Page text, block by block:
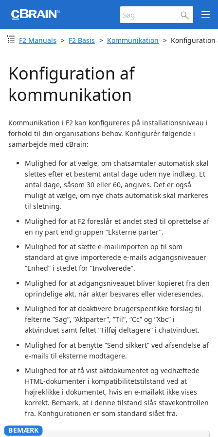
F2 Manuals F2 Basis Kommunikation Konfiguration
Konfiguration af
kommunikation
Kommunikation i F2 kan konfigureres på installationsniveau i
forhold til din organisations behov. Konfigurér følgende i
samarbejde med cBrain:
Mulighed for at vælge, om chatsamtaler automatisk skal
slettes efter et bestemt antal dage uden nye indlæg. Et
antal dage, såsom 30 eller 60, angives. Det er også
muligt at vælge, om nye chats automatisk skal markeres
til sletning.
Mulighed for at F2 foreslår et andet sted til oprettelse af
en ny part end gruppen ”Eksterne parter”.
Mulighed for at sætte e-mailimporten op til som
standard at give importerede e-mails adgangsniveauer
”Enhed” i stedet for ”Involverede”.
Mulighed for at adgangsniveauet bliver kopieret fra den
oprindelige akt, når akter besvares eller videresendes.
Mulighed for at deaktivere brugerspecifikke forslag til
felterne ”Sag”, ”Aktparter”, ”Til”, ”Cc” og ”Xbc” i
aktvinduet samt feltet ”Tilføj deltagere” i chatvinduet.
Mulighed for at benytte ”Send sikkert” ved afsendelse af
e-mails til eksterne modtagere.
Mulighed for at få vist aktdokumentet og vedhæftede
HTML-dokumenter i kompatibilitetstilstand ved at
højreklikke i dokumentet, hvis en e-mailakt ikke vises
korrekt. Bemærk, at i denne tilstand slås stavekontrollen
fra. Konfigurationen er som standard slået fra.